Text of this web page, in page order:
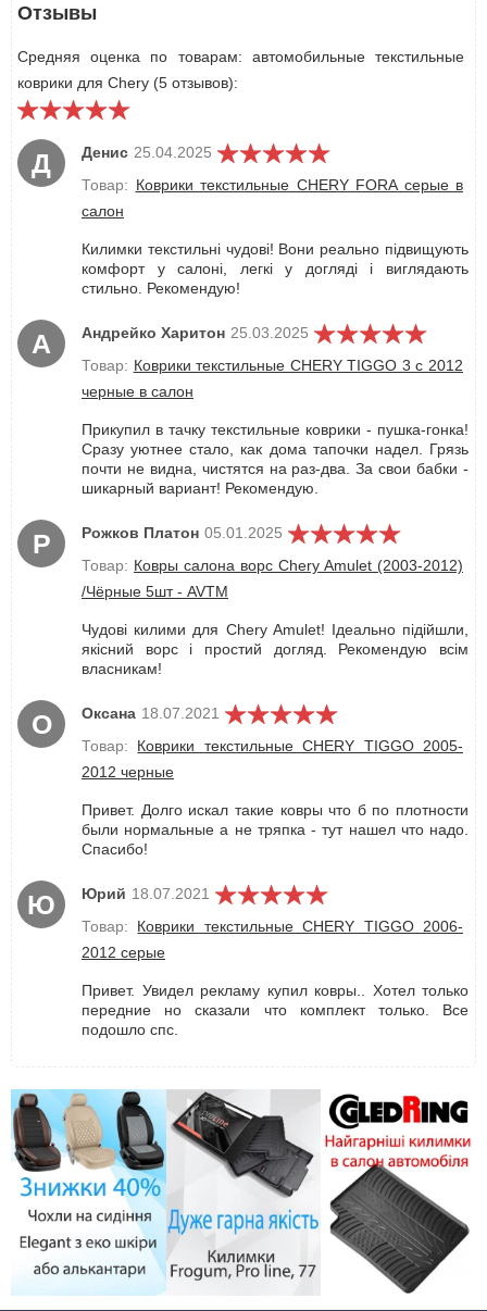
Отзывы
Средняя оценка по товарам: автомобильные текстильные
коврики для Chery (5 отзывов):
Д Денис 25.04.2025
Товар: Коврики текстильные CHERY FORA серые в
салон
Килимки текстильні чудові! Вони реально підвищують
комфорт у салоні, легкі у догляді і виглядають
стильно. Рекомендую!
А Андрейко Харитон 25.03.2025
Товар: Коврики текстильные CHERY TIGGO 3 с 2012
черные в салон
Прикупил в тачку текстильные коврики - пушка-гонка!
Сразу уютнее стало, как дома тапочки надел. Грязь
почти не видна, чистятся на раз-два. За свои бабки -
шикарный вариант! Рекомендую.
Р Рожков Платон 05.01.2025
Товар: Ковры салона ворс Chery Amulet (2003-2012)
/Чёрные 5шт - AVTM
Чудові килими для Chery Amulet! Ідеально підійшли,
якісний ворс і простий догляд. Рекомендую всім
власникам!
О Оксана 18.07.2021
Товар: Коврики текстильные CHERY TIGGO 2005-
2012 черные
Привет. Долго искал такие ковры что б по плотности
были нормальные а не тряпка - тут нашел что надо.
Спасибо!
Ю Юрий 18.07.2021
Товар: Коврики текстильные CHERY TIGGO 2006-
2012 серые
Привет. Увидел рекламу купил ковры.. Хотел только
передние но сказали что комплект только. Все
подошло спс.